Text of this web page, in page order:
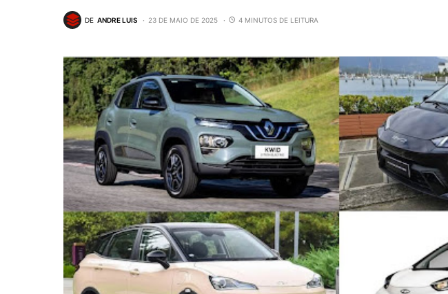
DE ANDRE LUIS 23 DE MAIO DE 2025 4 MINUTOS DE LEITURA